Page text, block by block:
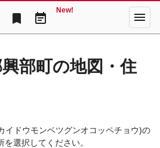
bookmark event_note
New! menu
部町の地図・住
イドウモンベツグンオコッペチョウ)の
選択してください。